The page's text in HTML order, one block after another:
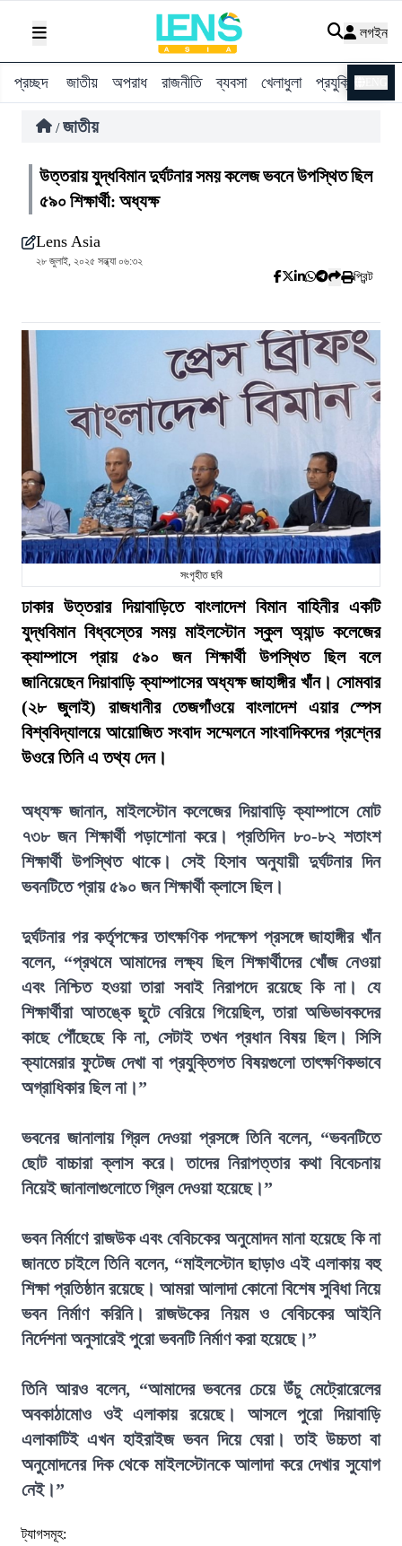
লগইন
প্রচ্ছদ জাতীয় অপরাধ রাজনীতি ব্যবসা খেলাধুলা প্রযুক্তি
/ জাতীয়
উত্তরায় যুদ্ধবিমান দুর্ঘটনার সময় কলেজ ভবনে উপস্থিত ছিল
৫৯০ শিক্ষার্থী: অধ্যক্ষ
Lens Asia
২৮ জুলাই, ২০২৫ সন্ধ্যা ০৬:৩২
প্রিন্ট
সংগৃহীত ছবি
ঢাকার উত্তরার দিয়াবাড়িতে বাংলাদেশ বিমান বাহিনীর একটি
যুদ্ধবিমান বিধ্বস্তের সময় মাইলস্টোন স্কুল অ্যান্ড কলেজের
ক্যাম্পাসে প্রায় ৫৯০ জন শিক্ষার্থী উপস্থিত ছিল বলে
জানিয়েছেন দিয়াবাড়ি ক্যাম্পাসের অধ্যক্ষ জাহাঙ্গীর খাঁন। সোমবার
(২৮ জুলাই) রাজধানীর তেজগাঁওয়ে বাংলাদেশ এয়ার স্পেস
বিশ্ববিদ্যালয়ে আয়োজিত সংবাদ সম্মেলনে সাংবাদিকদের প্রশ্নের
উওরে তিনি এ তথ্য দেন।
অধ্যক্ষ জানান, মাইলস্টোন কলেজের দিয়াবাড়ি ক্যাম্পাসে মোট
৭৩৮ জন শিক্ষার্থী পড়াশোনা করে। প্রতিদিন ৮০-৮২ শতাংশ
শিক্ষার্থী উপস্থিত থাকে। সেই হিসাব অনুযায়ী দুর্ঘটনার দিন
ভবনটিতে প্রায় ৫৯০ জন শিক্ষার্থী ক্লাসে ছিল।
দুর্ঘটনার পর কর্তৃপক্ষের তাৎক্ষণিক পদক্ষেপ প্রসঙ্গে জাহাঙ্গীর খাঁন
বলেন, “প্রথমে আমাদের লক্ষ্য ছিল শিক্ষার্থীদের খোঁজ নেওয়া
এবং নিশ্চিত হওয়া তারা সবাই নিরাপদে রয়েছে কি না। যে
শিক্ষার্থীরা আতঙ্কে ছুটে বেরিয়ে গিয়েছিল, তারা অভিভাবকদের
কাছে পৌঁছেছে কি না, সেটাই তখন প্রধান বিষয় ছিল। সিসি
ক্যামেরার ফুটেজ দেখা বা প্রযুক্তিগত বিষয়গুলো তাৎক্ষণিকভাবে
অগ্রাধিকার ছিল না।”
ভবনের জানালায় গ্রিল দেওয়া প্রসঙ্গে তিনি বলেন, “ভবনটিতে
ছোট বাচ্চারা ক্লাস করে। তাদের নিরাপত্তার কথা বিবেচনায়
নিয়েই জানালাগুলোতে গ্রিল দেওয়া হয়েছে।”
ভবন নির্মাণে রাজউক এবং বেবিচকের অনুমোদন মানা হয়েছে কি না
জানতে চাইলে তিনি বলেন, “মাইলস্টোন ছাড়াও এই এলাকায় বহু
শিক্ষা প্রতিষ্ঠান রয়েছে। আমরা আলাদা কোনো বিশেষ সুবিধা নিয়ে
ভবন নির্মাণ করিনি। রাজউকের নিয়ম ও বেবিচকের আইনি
নির্দেশনা অনুসারেই পুরো ভবনটি নির্মাণ করা হয়েছে।”
তিনি আরও বলেন, “আমাদের ভবনের চেয়ে উঁচু মেট্রোরেলের
অবকাঠামোও ওই এলাকায় রয়েছে। আসলে পুরো দিয়াবাড়ি
এলাকাটিই এখন হাইরাইজ ভবন দিয়ে ঘেরা। তাই উচ্চতা বা
অনুমোদনের দিক থেকে মাইলস্টোনকে আলাদা করে দেখার সুযোগ
নেই।”
ট্যাগসমূহ: